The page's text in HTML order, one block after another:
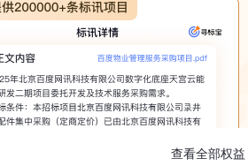
查看全部权益